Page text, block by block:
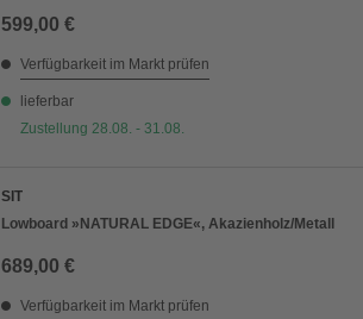
599,00 €
Verfügbarkeit im Markt prüfen
lieferbar
Zustellung 28.08. - 31.08.
SIT
Lowboard »NATURAL EDGE«, Akazienholz/Metall
689,00 €
Verfügbarkeit im Markt prüfen